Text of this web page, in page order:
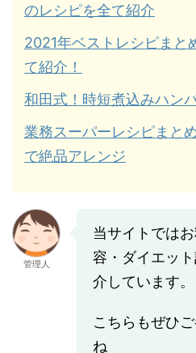
のレシピを全て紹介
2021年ベストレシピまと
て紹介！
和田式！時短煮込みハン
業務スーパーレシピまと
で絶品アレンジ
管理人
当サイトでは
容・ダイエッ
介しています。
こちらもぜひ
ね